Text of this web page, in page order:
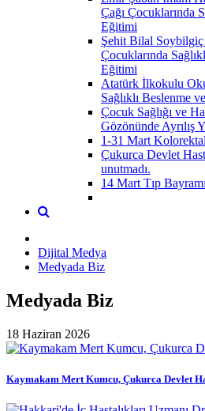
Çağı Çocuklarında
Eğitimi
Şehit Bilal
Çocuklarında
Eğitimi
Atatürk İlkokulu
Sağlıklı Beslenme
Çocuk Sağlığı ve
Gözönünde Ayrılış
1-31 Mart
Çukurca Devlet
unutmadı.
14 Mart Tıp
Dijital Medya
Medyada Biz
Medyada Biz
18 Haziran 2026
Kaymakam Mert Kumcu, Çukurca Devlet